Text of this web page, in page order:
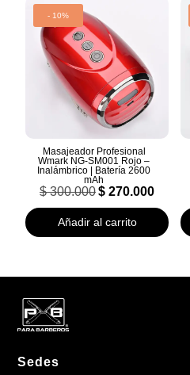
- 10%
Masajeador Profesional
Wmark NG-SM001 Rojo –
Inalámbrico | Batería 2600
mAh
$300.000 El
precio
original
era:
$ 270.000
actual
$ 270.000.
Añadir al carrito
Sedes